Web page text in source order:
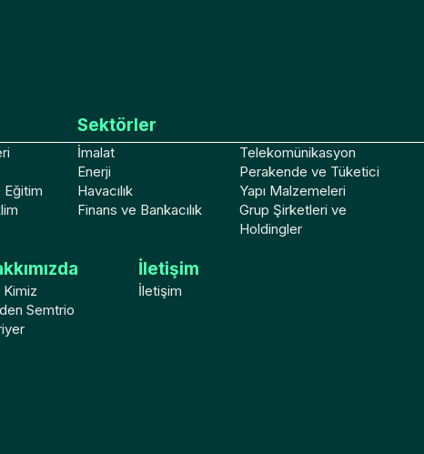
Eğitim
Sektörler
İmalat
Enerji
Havacılık
Finans ve Bankacılık
Telekomünikasyon
Perakende ve Tüketici
Yapı Malzemeleri
Grup Şirketleri ve
Holdingler
Kimiz
Semtrio
İletişim
İletişim